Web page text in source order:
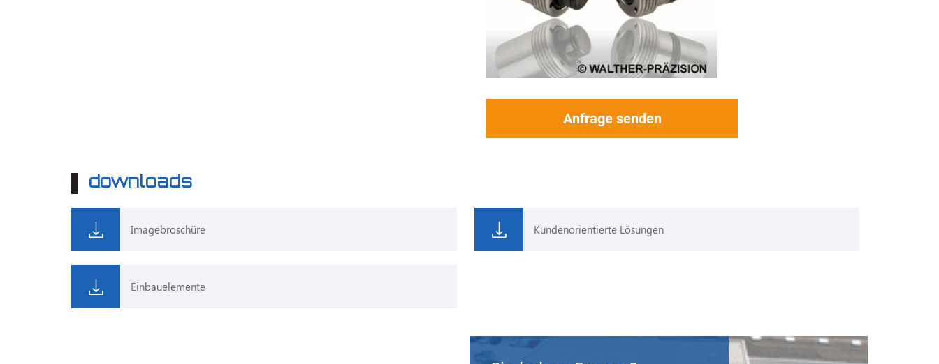
Anfrage senden
downloads
Imagebroschüre Kundenorientierte Lösungen
Einbauelemente